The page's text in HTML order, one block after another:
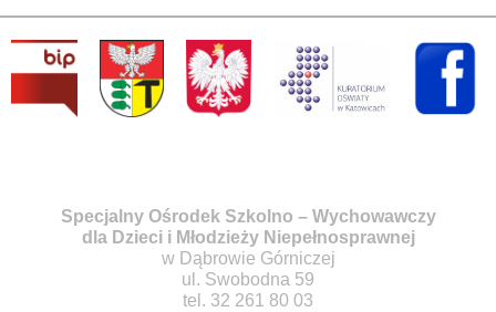
Specjalny Ośrodek Szkolno – Wychowawczy
dla Dzieci i Młodzieży Niepełnosprawnej
w Dąbrowie Górniczej
ul. Swobodna 59
tel. 32 261 80 03